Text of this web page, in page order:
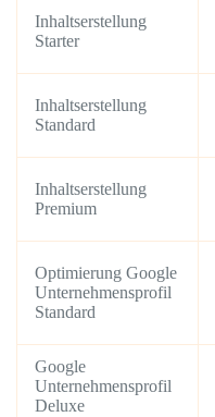
Inhaltserstellung
Starter
Inhaltserstellung
Standard
Inhaltserstellung
Premium
Optimierung Google
Unternehmensprofil
Standard
Google
Unternehmensprofil
Deluxe